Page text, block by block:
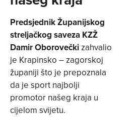
Predsjednik Županijskog
streljačkog saveza KZŽ
Damir Oborovečkizahvalio
je Krapinsko – zagorskoj
županiji što je prepoznala
da je sport najbolji
promotor našeg kraja u
cijelom svijetu.